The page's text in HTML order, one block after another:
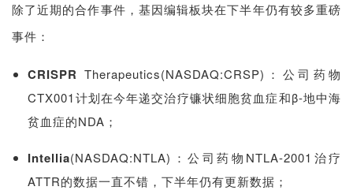
首
页
药
资
除了近期的合作事件，基因编辑板块在下半年仍有较多重磅
事件：
CRISPR Therapeutics(NASDAQ:CRSP)：公司药物
CTX001计划在今年递交治疗镰状细胞贫血症和β-地中海
贫血症的NDA；
Intellia(NASDAQ:NTLA)：公司药物NTLA-2001治疗
ATTR的数据一直不错，下半年仍有更新数据；